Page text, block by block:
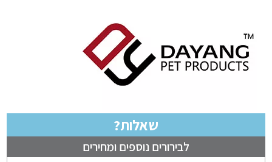
שאלות?
לבירורים נוספים ומחירים